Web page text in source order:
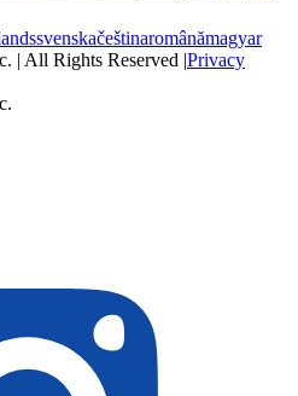
svenskačeštinaromânămagyar
| All Rights Reserved |Privacy